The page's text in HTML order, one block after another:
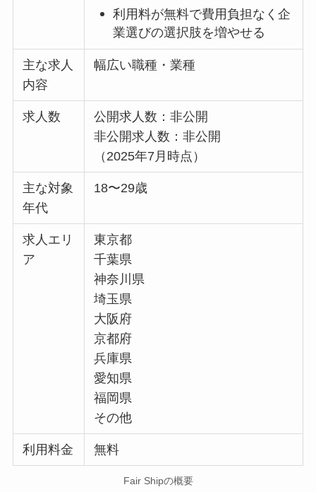
利用料が無料で費用負担なく企
業選びの選択肢を増やせる
主な求人
内容
幅広い職種・業種
求人数
公開求人数：非公開
非公開求人数：非公開
（2025年7月時点）
主な対象
年代
18〜29歳
求人エリ
ア
東京都
千葉県
神奈川県
埼玉県
大阪府
京都府
兵庫県
愛知県
福岡県
その他
利用料金 無料
Fair Shipの概要